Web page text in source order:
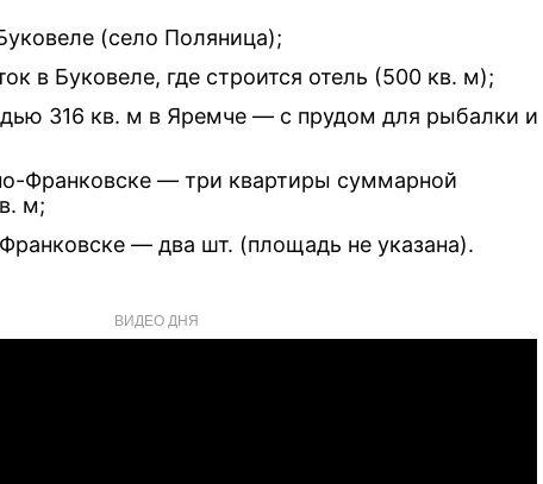
(село Поляница);
в Буковеле, где строится отель (500 кв. м);
316 кв. м в Яремче — с прудом для рыбалки и
Франковске — три квартиры суммарной
м;
— два шт. (площадь не указана).
ВИДЕО ДНЯ